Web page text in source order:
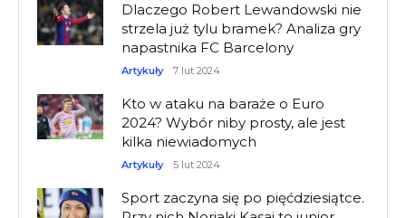
Dlaczego Robert Lewandowski nie
strzela już tylu bramek? Analiza gry
napastnika FC Barcelony
Artykuły 7 lut 2024
Kto w ataku na baraże o Euro
2024? Wybór niby prosty, ale jest
kilka niewiadomych
Artykuły 5 lut 2024
Sport zaczyna się po pięćdziesiątce.